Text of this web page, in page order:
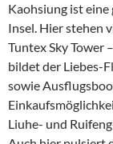
Kaohsiung ist
Insel. Hier stehen
Tuntex Sky Tower
bildet der Liebes-
sowie
Liuhe- und